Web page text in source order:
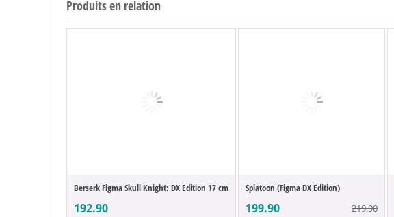
Produits en relation
Berserk Figma Skull Knight: DX Edition 17 cm
192.90
Splatoon (Figma DX Edition)
199.90 219.90